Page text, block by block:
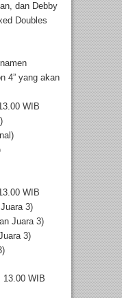
dan Debby
Doubles
4” yang akan
WIB
WIB
3)
Juara 3)
3)
13.00 WIB